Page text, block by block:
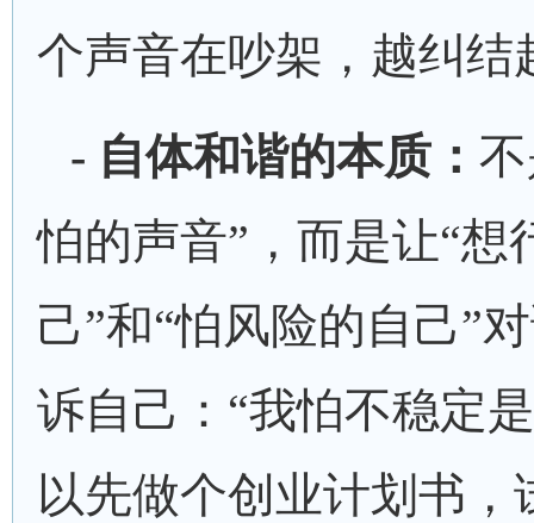
个声音在吵架，越纠结
- 自体和谐的本质：
怕的声音”，而是让“想
己”和“怕风险的自己”
诉自己：“我怕不稳定
以先做个创业计划书，